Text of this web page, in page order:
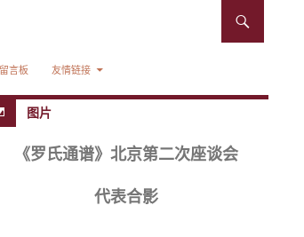
留言板 友情链接
图片
《罗氏通谱》北京第二次座谈会
代表合影